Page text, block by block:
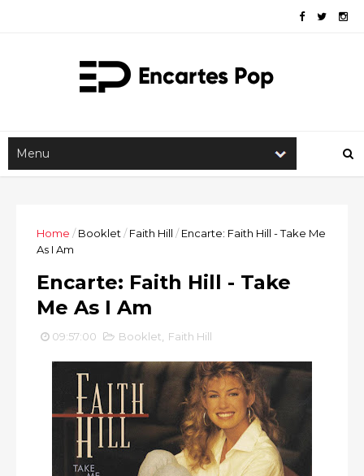
Home / Booklet / Faith Hill / Encarte: Faith Hill - Take Me
As I Am
Encarte: Faith Hill - Take
Me As I Am
09:57:00 Booklet Faith Hill